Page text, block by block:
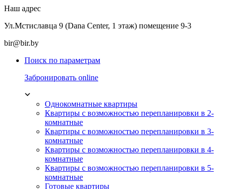
Наш адрес
Ул.Мстиславца 9 (Dana Center, 1 этаж) помещение 9-3
bir@bir.by
Поиск по параметрам
Забронировать online
Однокомнатные квартиры
Квартиры с возможностью перепланировки в 2-
комнатные
Квартиры с возможностью перепланировки в 3-
комнатные
Квартиры с возможностью перепланировки в 4-
комнатные
Квартиры с возможностью перепланировки в 5-
комнатные
Готовые квартиры